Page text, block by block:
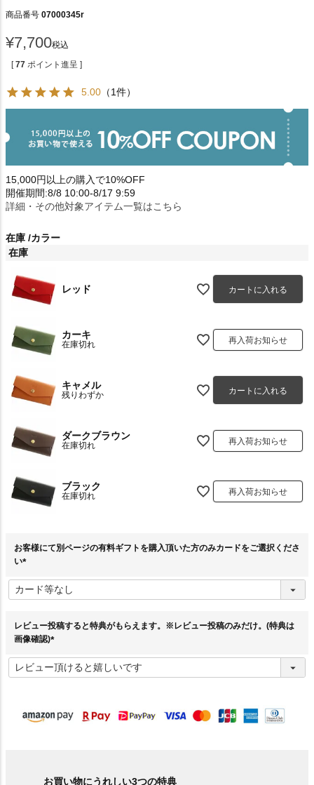
商品番号 07000345r
¥7,700税込
[ 77 ポイント進呈 ]
5.00 （1件）
15,000円以上の購入で10%OFF
開催期間:8/8 10:00-8/17 9:59
詳細・その他対象アイテム一覧はこちら
在庫 カラー
在庫
レッド カートに入れる
カーキ
在庫切れ 再入荷お知らせ
キャメル
残りわずか カートに入れる
ダークブラウン
在庫切れ 再入荷お知らせ
ブラック
在庫切れ 再入荷お知らせ
お客様にて別ページの有料ギフトを購入頂いた方のみカードをご選択くださ
い
必
須
レビュー投稿すると特典がもらえます。※レビュー投稿のみだけ。(特典は
画像確認)
必
須
お買い物にうれしい3つの特典